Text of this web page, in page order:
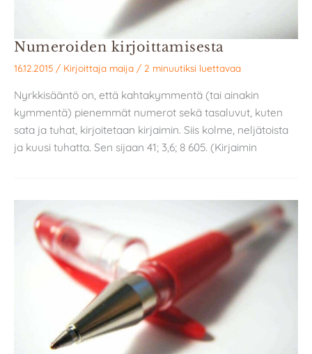
Numeroiden kirjoittamisesta
16.12.2015 / Kirjoittaja maija / 2 minuutiksi luettavaa
Nyrkkisääntö on, että kahtakymmentä (tai ainakin
kymmentä) pienemmät numerot sekä tasaluvut, kuten
sata ja tuhat, kirjoitetaan kirjaimin. Siis kolme, neljätoista
ja kuusi tuhatta. Sen sijaan 41; 3,6; 8 605. (Kirjaimin